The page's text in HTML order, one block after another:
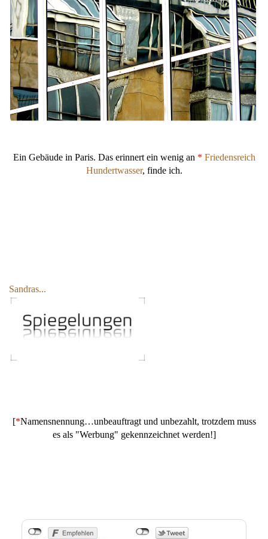
Ein Gebäude in Paris. Das erinnert ein wenig an * Friedensreich
Hundertwasser, finde ich.
Sandras...
[*Namensnennung…unbeauftragt und unbezahlt, trotzdem muss
es als "Werbung" gekennzeichnet werden!]